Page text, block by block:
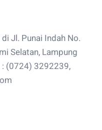
Jl. Punai Indah No.
Selatan, Lampung
: (0724) 3292239,